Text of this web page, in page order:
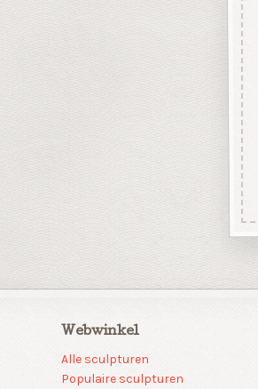
Webwinkel
Alle sculpturen
Populaire sculpturen